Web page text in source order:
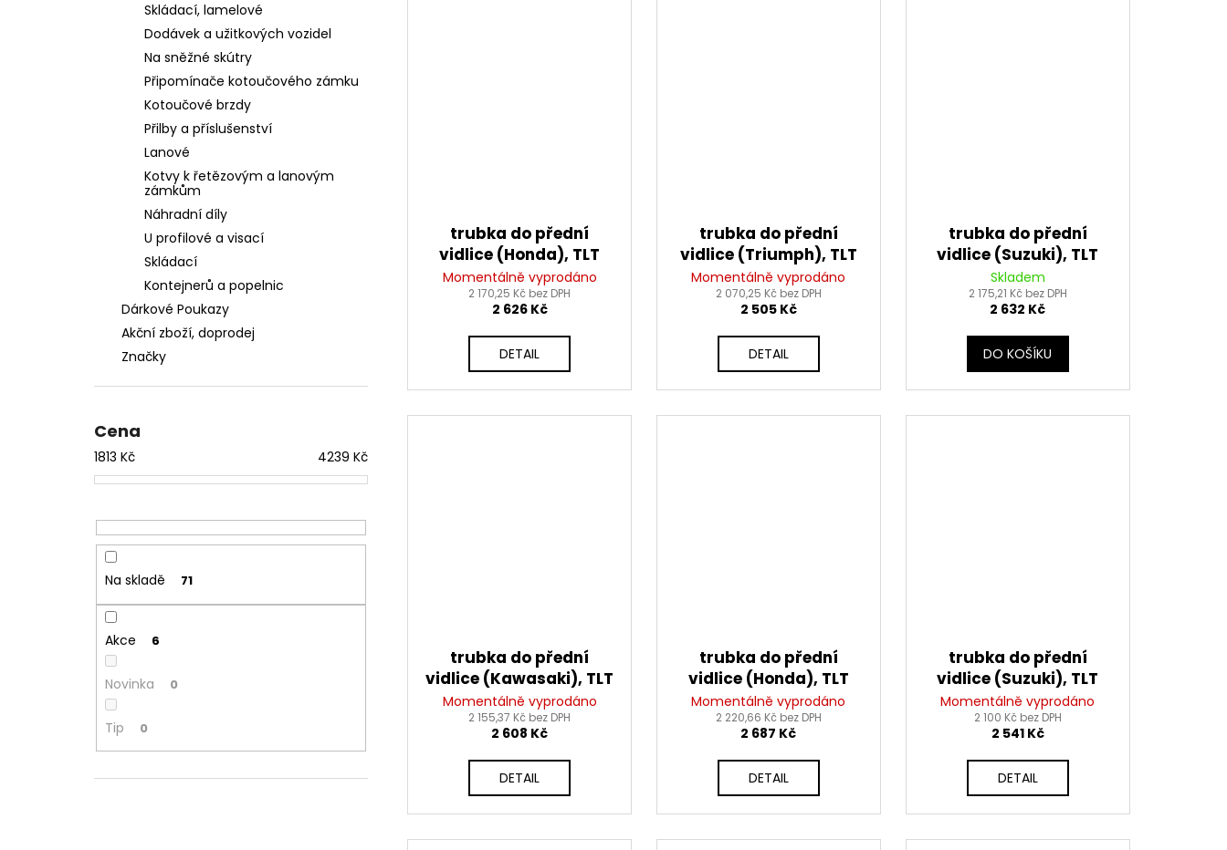
Skládací, lamelové
Dodávek a užitkových vozidel
Na sněžné skútry
Připomínače kotoučového zámku
Kotoučové brzdy
Přilby a příslušenství
Lanové
Kotvy k řetězovým a lanovým
zámkům
Náhradní díly
U profilové a visací
Skládací
Kontejnerů a popelnic
Dárkové Poukazy
Akční zboží, doprodej
Značky
Cena
1813 Kč 4239 Kč
Na skladě 71
Akce 6
Novinka 0
Tip 0
trubka do přední
vidlice (Honda), TLT
Momentálně vyprodáno
2 170,25 Kč bez DPH
2 626 Kč
DETAIL
trubka do přední
vidlice (Triumph), TLT
Momentálně vyprodáno
2 070,25 Kč bez DPH
2 505 Kč
DETAIL
trubka do přední
vidlice (Suzuki), TLT
Skladem
2 175,21 Kč bez DPH
2 632 Kč
DO KOŠÍKU
trubka do přední
vidlice (Kawasaki), TLT
Momentálně vyprodáno
2 155,37 Kč bez DPH
2 608 Kč
DETAIL
trubka do přední
vidlice (Honda), TLT
Momentálně vyprodáno
2 220,66 Kč bez DPH
2 687 Kč
DETAIL
trubka do přední
vidlice (Suzuki), TLT
Momentálně vyprodáno
2 100 Kč bez DPH
2 541 Kč
DETAIL